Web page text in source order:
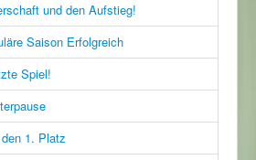
und den Aufstieg!
Saison Erfolgreich
Spiel!
1. Platz